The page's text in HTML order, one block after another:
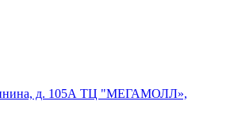
д. 105А ТЦ "МЕГАМОЛЛ»,